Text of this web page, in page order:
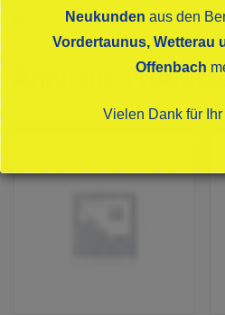
Ähnliche
Neukunden aus den
Vordertaunus, Wetterau
Offenbach
Vielen Dank für
Dies schließt sich